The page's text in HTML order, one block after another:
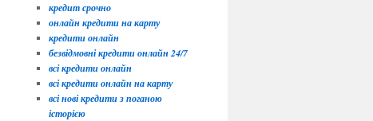
кредит срочно
онлайн кредити на карту
кредити онлайн
безвідмовні кредити онлайн 24/7
всі кредити онлайн
всі кредити онлайн на карту
всі нові кредити з поганою
історією